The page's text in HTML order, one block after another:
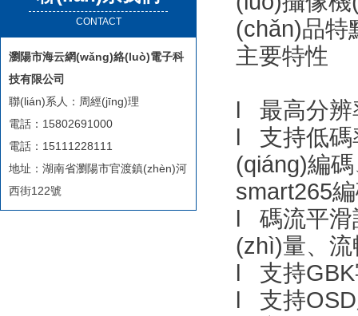
CONTACT
瀏陽市海云網(wǎng)絡(luò)電子科
技有限公司
聯(lián)系人：周經(jīng)理
電話：15802691000
電話：15111228111
地址：湖南省瀏陽市官渡鎮(zhèn)河
西街122號
(chǎn)品特
主要特性
l 最高分辨
l 支持低碼率
(qiáng)編
smart265
l 碼流平滑
(zhì)量
l 支持GBK
l 支持